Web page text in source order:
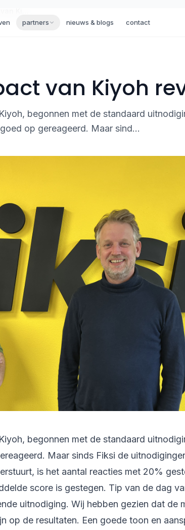
partners nieuws & blogs contact
van Kiyoh
begonnen met de standaard
op gereageerd. Maar sind...
begonnen met de standaard
Maar sinds Fiksi de
is het aantal reacties met 20%
score is gestegen. Tip van de dag
uitnodiging. Wij hebben gezien dat de
op de resultaten. Een goede toon en